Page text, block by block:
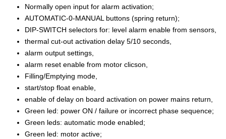
Normally open input for alarm activation;
AUTOMATIC-0-MANUAL buttons (spring return);
DIP-SWITCH selectors for: level alarm enable from sensors,
thermal cut-out activation delay 5/10 seconds,
alarm output settings,
alarm reset enable from motor clicson,
Filling/Emptying mode,
start/stop float enable,
enable of delay on board activation on power mains return,
Green led: power ON / failure or incorrect phase sequence;
Green leds: automatic mode enabled;
Green led: motor active;